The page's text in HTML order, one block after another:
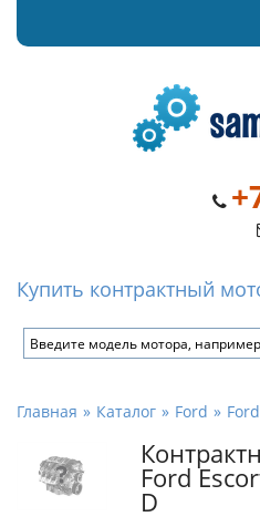
Купить контрактный
Главная Каталог Ford
Ford
D